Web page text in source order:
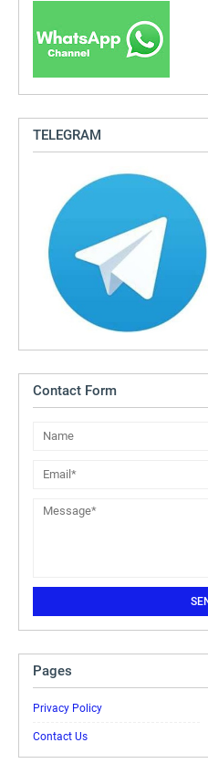
TELEGRAM
Contact Form
Pages
Privacy Policy
Contact Us